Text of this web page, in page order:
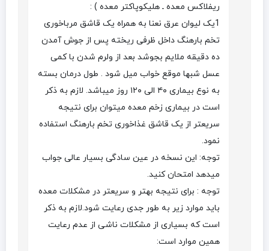
ریفلاکس معده ـ هلیکوپاکتر معده ) :
1یک لیوان عرق نعنا به همراه یک قاشق مرباخوری
تخم بارهنگ داخل ظرفی ریخته پس از جوش آمدن
ده دقیقه ملایم بجوشد بعد از ولرم شدن با کمی
عسل شبها موقع خواب میل شود . طول درمان بسته
به نوع بیماری ۴۰ الی ۱۲۰ روز میباشد. لازم به ذکر
است در بیماری زخم معده میتوان برای نتیجه
سریعتر از یک قاشق غذاخوری تخم بارهنگ استفاده
نمود.
توجه: این نسخه در عین سادگی بسیار عالی جواب
میدهد امتحان کنید.
توجه : برای نتیجه بهتر و سریعتر در مشکلات معده
باید موارد زیر به طور جدی رعایت شود.لازم به ذکر
است که بسیاری از مشکلات ناشی از عدم رعایت
همین موارد است: